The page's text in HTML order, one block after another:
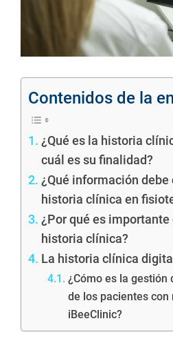
Contenidos de la
¿Qué es la historia
cuál es su finalidad?
¿Qué información debe
historia clínica en
¿Por qué es importante
historia clínica?
La historia clínica
¿Cómo es la gestión
de los pacientes
iBeeClinic?